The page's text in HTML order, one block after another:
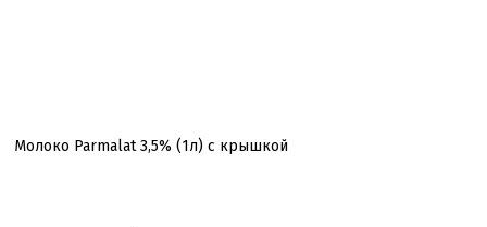
Молоко Parmalat 3,5% (1л) с крышкой